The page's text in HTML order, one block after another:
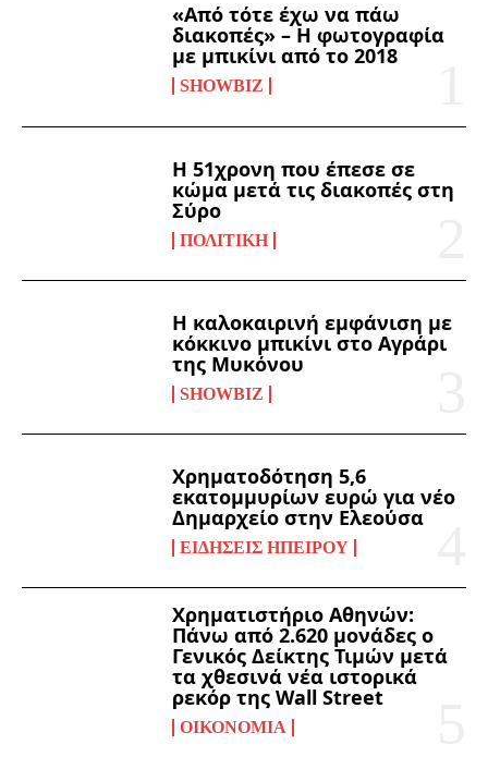
«Από τότε έχω να πάω
διακοπές» – Η φωτογραφία
με μπικίνι από το 2018
SHOWBIZ
Η 51χρονη που έπεσε σε
κώμα μετά τις διακοπές στη
Σύρο
ΠΟΛΙΤΙΚΉ
Η καλοκαιρινή εμφάνιση με
κόκκινο μπικίνι στο Αγράρι
της Μυκόνου
SHOWBIZ
Χρηματοδότηση 5,6
εκατομμυρίων ευρώ για νέο
Δημαρχείο στην Ελεούσα
ΕΙΔΉΣΕΙΣ ΗΠΕΊΡΟΥ
Χρηματιστήριο Αθηνών:
Πάνω από 2.620 μονάδες ο
Γενικός Δείκτης Τιμών μετά
τα χθεσινά νέα ιστορικά
ρεκόρ της Wall Street
ΟΙΚΟΝΟΜΊΑ